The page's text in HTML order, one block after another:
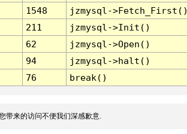
1548
jzmysql-
211
jzmysql->Init()
62
jzmysql->Open()
94
jzmysql->halt()
76 break()
带来的访问不便我们深感歉意.